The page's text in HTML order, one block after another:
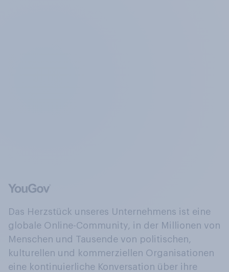
Das Herzstück unseres Unternehmens ist eine
globale Online-Community, in der Millionen von
Menschen und Tausende von politischen,
kulturellen und kommerziellen Organisationen
eine kontinuierliche Konversation über ihre